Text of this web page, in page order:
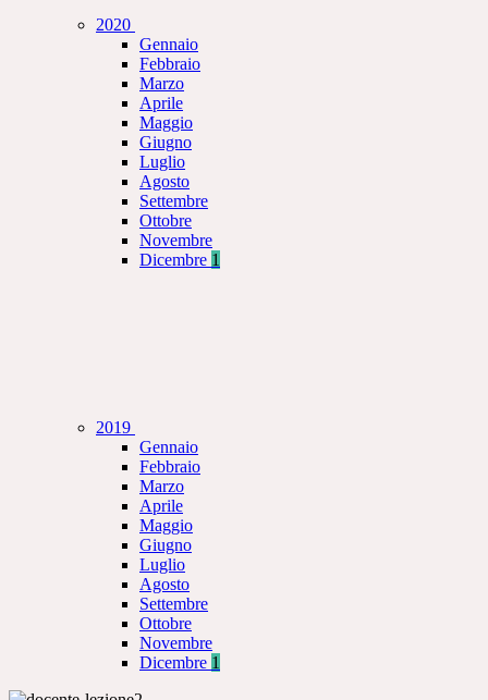
2020
Gennaio
Febbraio
Marzo
Aprile
Maggio
Giugno
Luglio
Agosto
Settembre
Ottobre
Novembre
Dicembre 1
2019
Gennaio
Febbraio
Marzo
Aprile
Maggio
Giugno
Luglio
Agosto
Settembre
Ottobre
Novembre
Dicembre 1